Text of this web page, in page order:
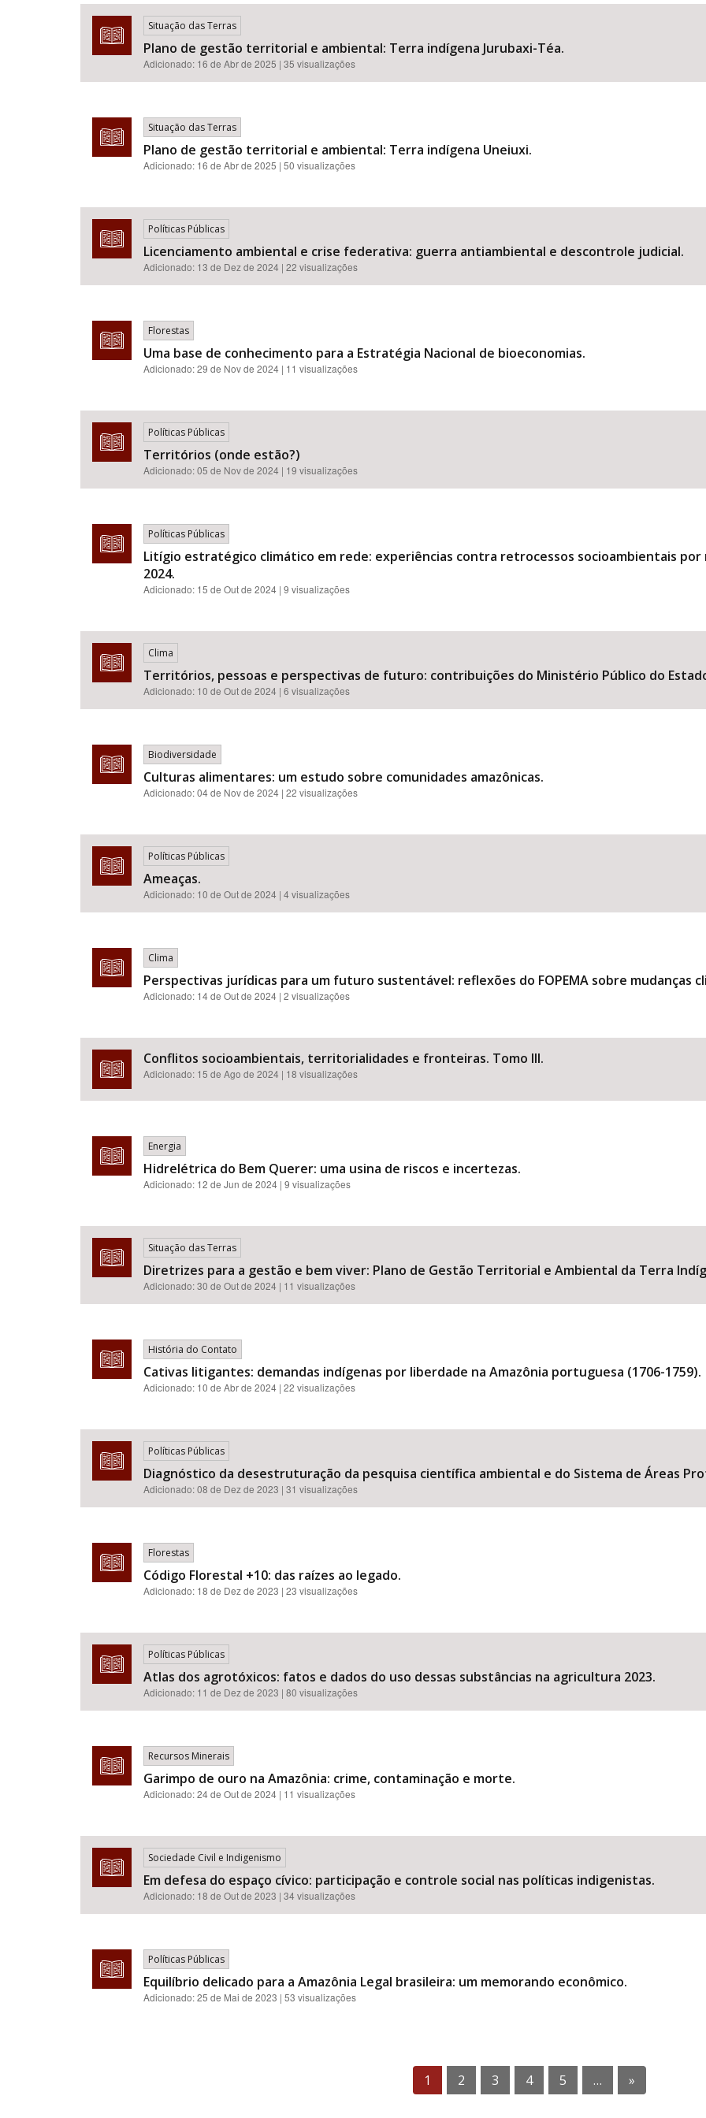
Situação das Terras
Plano de gestão territorial e ambiental: Terra indígena Jurubaxi-Téa.
Adicionado: 16 de Abr de 2025 | 35 visualizações
Situação das Terras
Plano de gestão territorial e ambiental: Terra indígena Uneiuxi.
Adicionado: 16 de Abr de 2025 | 50 visualizações
Políticas Públicas
Licenciamento ambiental e crise federativa: guerra antiambiental e descontrole judicial.
Adicionado: 13 de Dez de 2024 | 22 visualizações
Florestas
Uma base de conhecimento para a Estratégia Nacional de bioeconomias.
Adicionado:29 de Nov de 2024 | 11 visualizações
Políticas Públicas
Territórios (onde estão?)
Adicionado:05 de Nov de 2024 | 19 visualizações
Políticas Públicas
Litígio estratégico climático em rede: experiências contra retrocessos socioambientais por
2024.
Adicionado: 15 de Out de 2024 | 9 visualizações
Clima
Territórios, pessoas e perspectivas de futuro: contribuições do Ministério Público do
Adicionado: 10 de Out de 2024 | 6 visualizações
Biodiversidade
Culturas alimentares: um estudo sobre comunidades amazônicas.
Adicionado:04 de Nov de 2024 | 22 visualizações
Políticas Públicas
Ameaças.
Adicionado: 10 de Out de 2024 | 4 visualizações
Clima
Perspectivas jurídicas para um futuro sustentável: reflexões do FOPEMA sobre mudanças
Adicionado: 14 de Out de 2024 | 2 visualizações
Conflitos socioambientais, territorialidades e fronteiras. Tomo III.
Adicionado: 15 de Ago de 2024 | 18 visualizações
Energia
Hidrelétrica do Bem Querer: uma usina de riscos e incertezas.
Adicionado: 12 de Jun de 2024 | 9 visualizações
Situação das Terras
Diretrizes para a gestão e bem viver: Plano de Gestão Territorial e Ambiental da Terra
Adicionado:30 de Out de 2024 | 11 visualizações
História do Contato
Cativas litigantes: demandas indígenas por liberdade na Amazônia portuguesa (1706-1759).
Adicionado: 10 de Abr de 2024 | 22 visualizações
Políticas Públicas
Diagnóstico da desestruturação da pesquisa científica ambiental e do Sistema de Áreas
Adicionado:08 de Dez de 2023 | 31 visualizações
Florestas
Código Florestal +10: das raízes ao legado.
Adicionado: 18 de Dez de 2023 | 23 visualizações
Políticas Públicas
Atlas dos agrotóxicos: fatos e dados do uso dessas substâncias na agricultura 2023.
Adicionado: 11 de Dez de 2023 | 80 visualizações
Recursos Minerais
Garimpo de ouro na Amazônia: crime, contaminação e morte.
Adicionado:24 de Out de 2024 | 11 visualizações
Sociedade Civil e Indigenismo
Em defesa do espaço cívico: participação e controle social nas políticas indigenistas.
Adicionado: 18 de Out de 2023 | 34 visualizações
Políticas Públicas
Equilíbrio delicado para a Amazônia Legal brasileira: um memorando econômico.
Adicionado:25 de Mai de 2023 | 53 visualizações
1 2 3 4 5 … »